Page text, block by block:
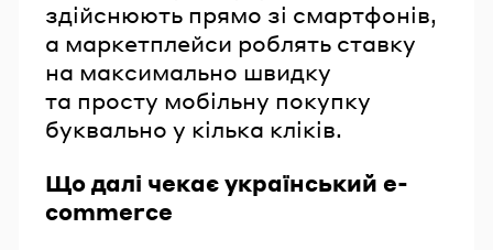
здійснюють прямо зі смартфонів,
а маркетплейси роблять ставку
на максимально швидку
та просту мобільну покупку
буквально у кілька кліків.
Що далі чекає український e-
commerce